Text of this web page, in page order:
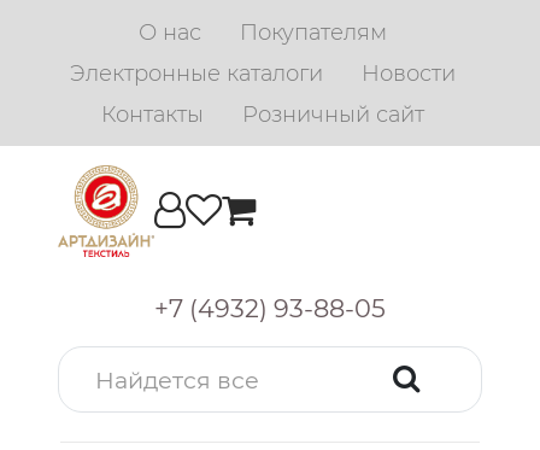
О нас
Покупателям
Электронные каталоги
Новости
Контакты
Розничный сайт
+7 (4932) 93-88-05